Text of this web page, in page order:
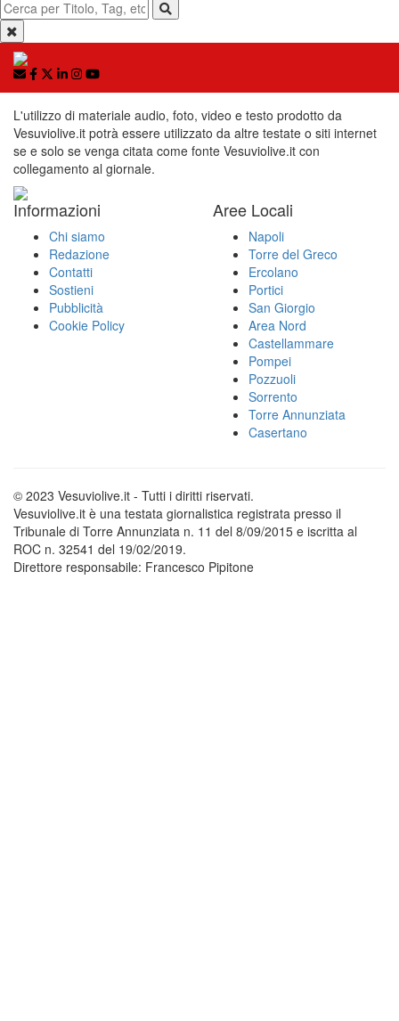
L'utilizzo di materiale audio, foto, video e testo prodotto da
Vesuviolive.it potrà essere utilizzato da altre testate o siti internet
se e solo se venga citata come fonte Vesuviolive.it con
collegamento al giornale.
Informazioni
Chi siamo
Redazione
Contatti
Sostieni
Pubblicità
Cookie Policy
Aree Locali
Napoli
Torre del Greco
Ercolano
Portici
San Giorgio
Area Nord
Castellammare
Pompei
Pozzuoli
Sorrento
Torre Annunziata
Casertano
© 2023 Vesuviolive.it - Tutti i diritti riservati.
Vesuviolive.it è una testata giornalistica registrata presso il
Tribunale di Torre Annunziata n. 11 del 8/09/2015 e iscritta al
ROC n. 32541 del 19/02/2019.
Direttore responsabile: Francesco Pipitone